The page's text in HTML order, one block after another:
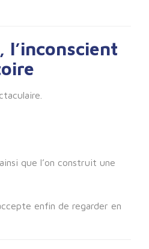
que l’on construit une
enfin de regarder en